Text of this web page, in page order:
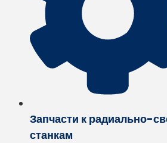
Запчасти к радиально-
станкам